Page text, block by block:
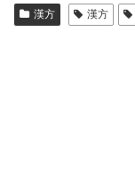
漢方 漢方